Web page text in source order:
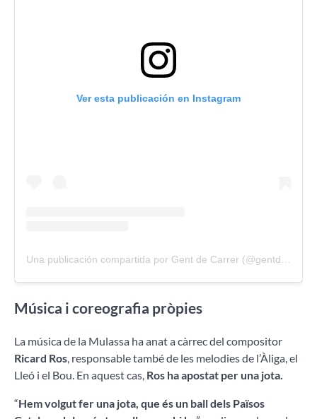
Ver esta publicación en Instagram
Música i coreografia pròpies
La música de la Mulassa ha anat a càrrec del compositor
Ricard Ros, responsable també de les melodies de l’Àliga, el
Lleó i el Bou. En aquest cas, Ros ha apostat per una jota.
“Hem volgut fer una jota, que és un ball dels Països